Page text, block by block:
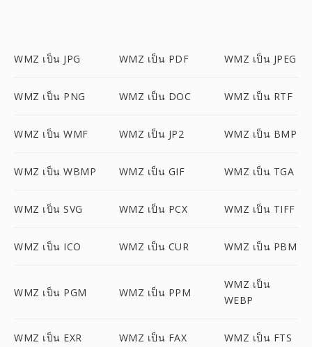
WMZ เป็น JPG WMZ เป็น PDF WMZ เป็น JPEG
WMZ เป็น PNG WMZ เป็น DOC WMZ เป็น RTF
WMZ เป็น WMF WMZ เป็น JP2 WMZ เป็น BMP
WMZ เป็น WBMP WMZ เป็น GIF WMZ เป็น TGA
WMZ เป็น SVG WMZ เป็น PCX WMZ เป็น TIFF
WMZ เป็น ICO WMZ เป็น CUR WMZ เป็น PBM
WMZ เป็น PGM WMZ เป็น PPM
WMZ เป็น
WEBP
WMZ เป็น EXR WMZ เป็น FAX WMZ เป็น FTS